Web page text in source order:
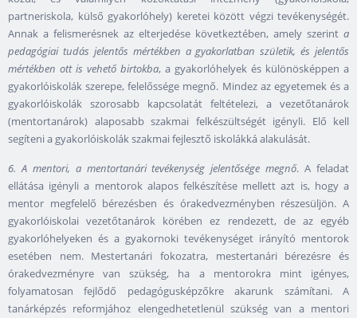
partneriskola, külső gyakorlóhely) keretei között végzi tevékenységét.
Annak a felismerésnek az elterjedése következtében, amely szerint a
pedagógiai tudás jelentős mértékben a gyakorlatban születik, és jelentős
mértékben ott is vehető birtokba, a gyakorlóhelyek és különösképpen a
gyakorlóiskolák szerepe, felelőssége megnő. Mindez az egyetemek és a
gyakorlóiskolák szorosabb kapcsolatát feltételezi, a vezetőtanárok
(mentortanárok) alaposabb szakmai felkészültségét igényli. Elő kell
segíteni a gyakorlóiskolák szakmai fejlesztő iskolákká alakulását.
6. A mentori, a mentortanári tevékenység jelentősége megnő. A feladat
ellátása igényli a mentorok alapos felkészítése mellett azt is, hogy a
mentor megfelelő bérezésben és órakedvezményben részesüljön. A
gyakorlóiskolai vezetőtanárok körében ez rendezett, de az egyéb
gyakorlóhelyeken és a gyakornoki tevékenységet irányító mentorok
esetében nem. Mestertanári fokozatra, mestertanári bérezésre és
órakedvezményre van szükség, ha a mentorokra mint igényes,
folyamatosan fejlődő pedagógusképzőkre akarunk számítani. A
tanárképzés reformjához elengedhetetlenül szükség van a mentori